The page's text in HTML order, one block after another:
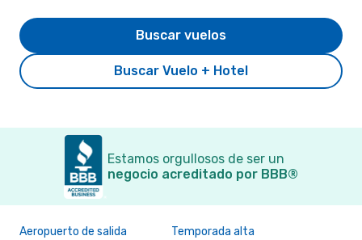
Buscar Vuelo + Hotel
Buscar vuelos
Estamos orgullosos de ser un
negocio acreditado por BBB®
Aeropuerto de salida Temporada alta